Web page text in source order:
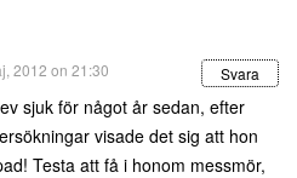
2012 on 21:30 Svara
sjuk för något år sedan, efter
visade det sig att hon
Testa att få i honom messmör,